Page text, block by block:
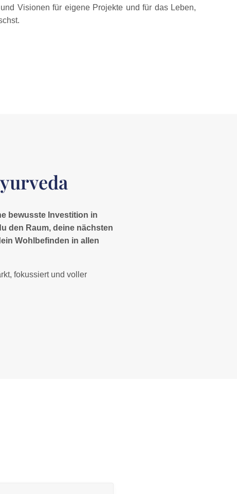
Visionen für eigene Projekte und für das Leben,
bewusste Investition in
den Raum, deine nächsten
Wohlbefinden in allen
fokussiert und voller